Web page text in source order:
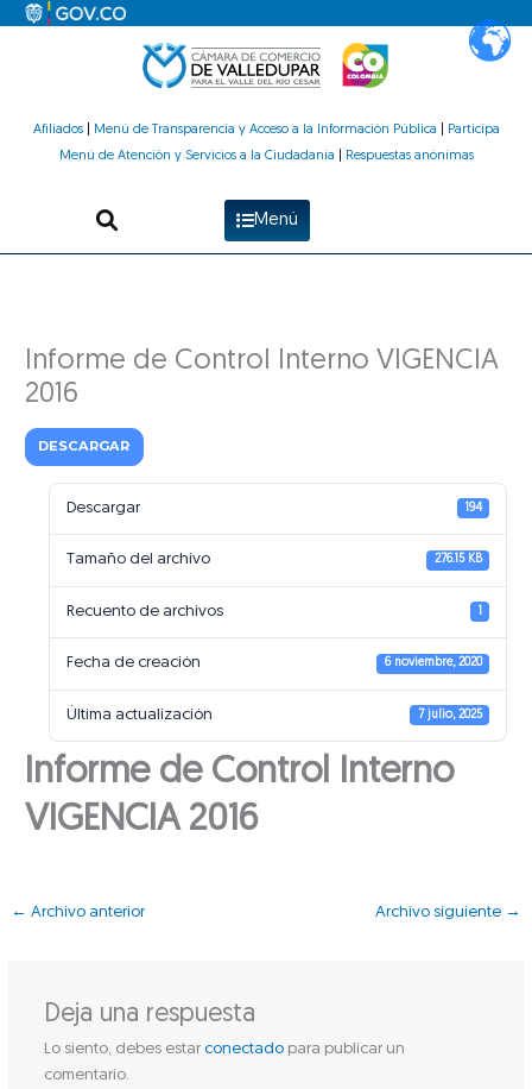
Afiliados| Menú de Transparencia y Acceso a la Información Pública
Participa
Menú de Atención y Servicios a la Ciudadanía
Respuestas anónimas
Menú
Informe de Control Interno VIGENCIA
2016
DESCARGAR
Descargar 194
Tamaño del archivo 276.15 KB
Recuento de archivos 1
Fecha de creación 6 noviembre, 2020
Última actualización 7 julio, 2025
Informe de Control Interno
VIGENCIA 2016
← Archivo anterior Archivo siguiente →
Deja una respuesta
Lo siento, debes estar conectadopara publicar un
comentario.